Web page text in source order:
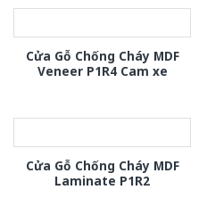
Cửa Gỗ Chống Cháy MDF
Veneer P1R4 Cam xe
Cửa Gỗ Chống Cháy MDF
Laminate P1R2